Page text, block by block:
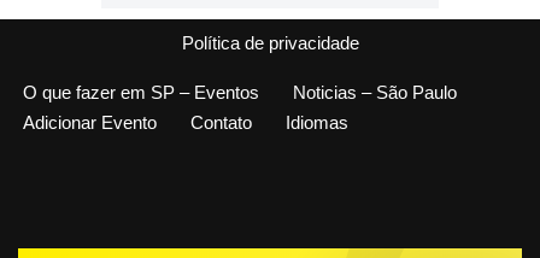
Política de privacidade
O que fazer em SP – Eventos
Noticias – São Paulo
Adicionar Evento
Contato Idiomas